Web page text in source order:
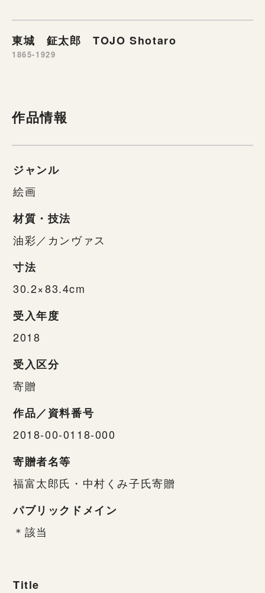
東城 鉦太郎 TOJO Shotaro
1865-1929
作品情報
ジャンル
絵画
材質・技法
油彩／カンヴァス
寸法
30.2×83.4cm
受入年度
2018
受入区分
寄贈
作品／資料番号
2018-00-0118-000
寄贈者名等
福富太郎氏・中村くみ子氏寄贈
パブリックドメイン
＊該当
Title